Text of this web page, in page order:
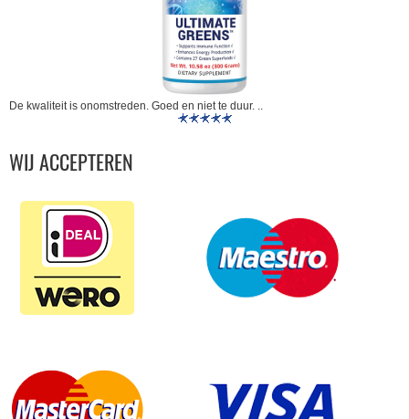
De kwaliteit is onomstreden. Goed en niet te duur. ..
WIJ ACCEPTEREN